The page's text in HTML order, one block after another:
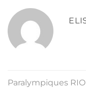
Paralympiques RIO